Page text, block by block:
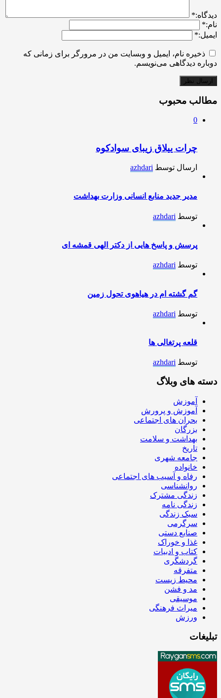
ديدگاه:*
نام:*
ایمیل:*
ذخیره نام، ایمیل و وبسایت من در مرورگر برای زمانی که
دوباره دیدگاهی می‌نویسم.
مطالب محبوب
0
چرات ییلاق زیبای سوادکوه
ارسال توسط azhdari
مدیر جدید منابع انسانی وزارت بهداشت
توسط azhdari
پرسش و پاسخ هایی از دکتر الهی قمشه ای
توسط azhdari
گم گشته ام در هیاهوی تحول زمین
توسط azhdari
قلعه پرتغالی ها
توسط azhdari
دسته های وبلاگ
آموزش
آموزش و پرورش
بحران های اجتماعی
بزرگان
بهداشت و سلامت
تاریخ
جامعه شهری
خانواده
رفاه و آسیب های اجتماعی
روانشناسی
زندگی مشترک
زندگی نامه
سبک زندگی
سرگرمی
صنایع دستی
غذا و خوراک
کتاب و ادبیات
گردشگری
متفرقه
محیط زیست
مد و فشن
موسیقی
میراث فرهنگی
ورزش
تبلیغات